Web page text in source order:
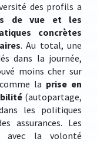
des profils a
de vue et les
concrètes
. Au total, une
dans la journée,
moins cher sur
la prise en
(autopartage,
les politiques
assurances. Les
avec la volonté